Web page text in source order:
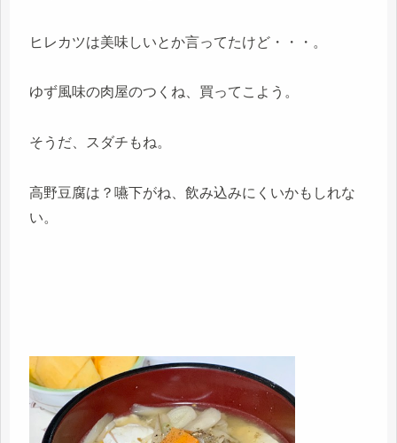
ヒレカツは美味しいとか言ってたけど・・・。
ゆず風味の肉屋のつくね、買ってこよう。
そうだ、スダチもね。
高野豆腐は？嚥下がね、飲み込みにくいかもしれな
い。